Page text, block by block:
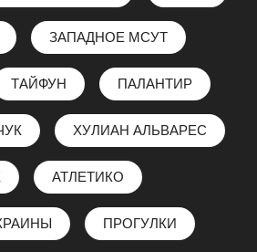
ЗАПАДНОЕ МСУТ
ТАЙФУН ПАЛАНТИР
ХУЛИАН АЛЬВАРЕС
АТЛЕТИКО
ПРОГУЛКИ